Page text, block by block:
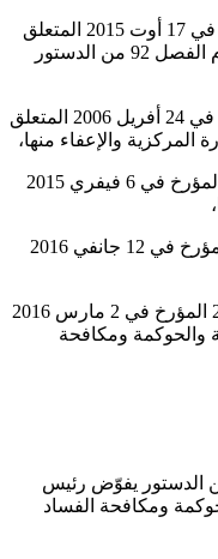
وعلى القانون عدد 33 لسنة 2015 المؤرخ في 17 أوت 2015 المتعلق
بضبط الوظائف المدنية العليا طبقا لأحكام الفصل 92 من الدستور
وعلى الأمر عدد 1245 لسنة 2006 المؤرخ في 24 أفريل 2006 المتعلق
المركزية والإعفاء منها،
وعلى الأمر الرئاسي عدد 35 لسنة 2015 المؤرخ في 6 فيفري 2015
وعلى الأمر الرئاسي عدد 1 لسنة 2016 المؤرخ في 12 جانفي 2016
وعلى الأمر الحكومي عدد 271 لسنة 2016 المؤرخ في 2 مارس 2016
والحوكمة ومكافحة
لأحكام الفصل 92 من الدستور يفوّض رئيس
ومكافحة الفساد